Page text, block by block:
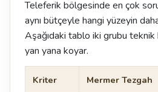
Teleferik bölgesinde en çok
aynı bütçeyle hangi yüzeyin
Aşağıdaki tablo iki grubu
yan yana koyar.
Kriter Mermer Tezgah